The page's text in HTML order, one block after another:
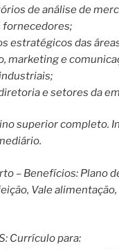
de análise de
fornecedores;
estratégicos das
marketing e
e setores da
superior completo.
– Benefícios: Plano
Vale
Currículo para: